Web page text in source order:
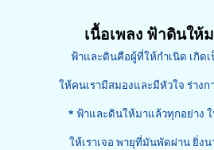
เนื้อเพลง ฟ้าดินให้
ฟ้าและดินคือผู้ที่ให้กำเนิด เกิด
ให้คนเรามีสมองและมีหัวใจ ร่าง
* ฟ้าและดินให้มาแล้วทุกอย่าง
ให้เราเจอ พายุที่มันพัดผ่าน ยิ่งน